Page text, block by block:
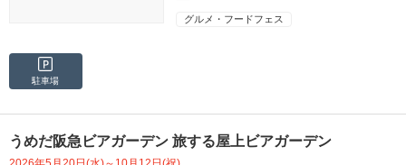
グルメ・フードフェス
駐車場
うめだ阪急ビアガーデン 旅する屋上ビアガーデン